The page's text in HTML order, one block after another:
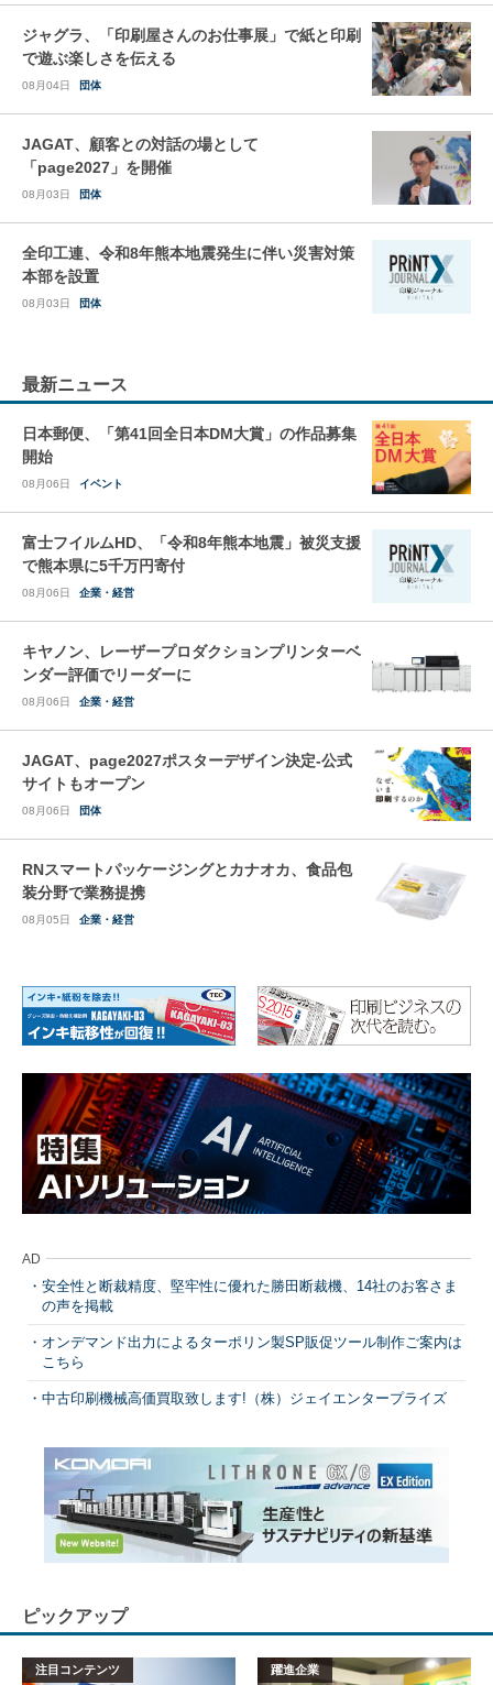
ジャグラ、「印刷屋さんのお仕事展」で紙と印刷
で遊ぶ楽しさを伝える
08月04日 団体
JAGAT、顧客との対話の場として
「page2027」を開催
08月03日 団体
全印工連、令和8年熊本地震発生に伴い災害対策
本部を設置
08月03日 団体
最新ニュース
日本郵便、「第41回全日本DM大賞」の作品募集
開始
08月06日 イベント
富士フイルムHD、「令和8年熊本地震」被災支援
で熊本県に5千万円寄付
08月06日 企業・経営
キヤノン、レーザープロダクションプリンターベ
ンダー評価でリーダーに
08月06日 企業・経営
JAGAT、page2027ポスターデザイン決定-公式
サイトもオープン
08月06日 団体
RNスマートパッケージングとカナオカ、食品包
装分野で業務提携
08月05日 企業・経営
AD
安全性と断裁精度、堅牢性に優れた勝田断裁機、14社のお客さま
の声を掲載
オンデマンド出力によるターポリン製SP販促ツール制作ご案内は
こちら
中古印刷機械高価買取致します!（株）ジェイエンタープライズ
ピックアップ
注目コンテンツ 躍進企業